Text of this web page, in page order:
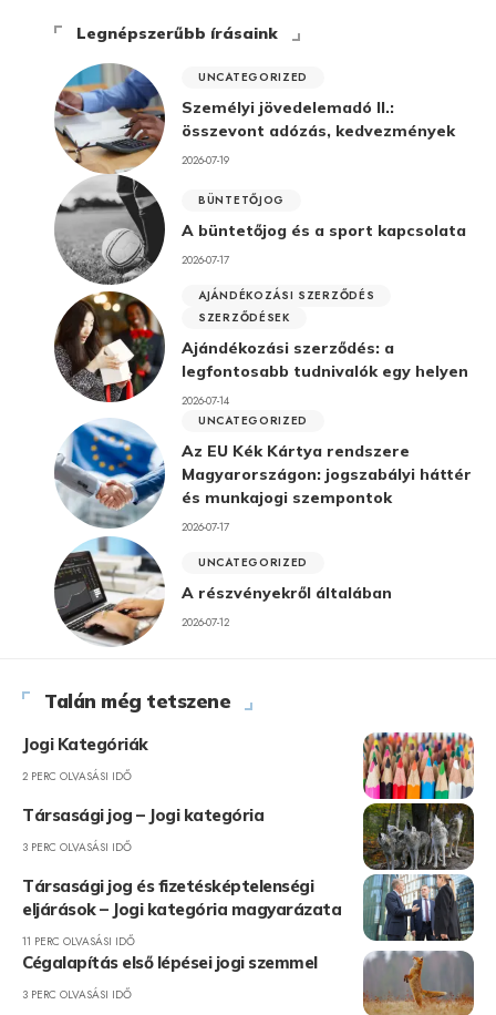
Legnépszerűbb írásaink
UNCATEGORIZED
Személyi jövedelemadó II.:
összevont adózás, kedvezmények
2026-07-19
BÜNTETŐJOG
A büntetőjog és a sport kapcsolata
2026-07-17
AJÁNDÉKOZÁSI SZERZŐDÉS
SZERZŐDÉSEK
Ajándékozási szerződés: a
legfontosabb tudnivalók egy helyen
2026-07-14
UNCATEGORIZED
Az EU Kék Kártya rendszere
Magyarországon: jogszabályi háttér
és munkajogi szempontok
2026-07-17
UNCATEGORIZED
A részvényekről általában
2026-07-12
Talán még tetszene
Jogi Kategóriák
2 PERC OLVASÁSI IDŐ
Társasági jog – Jogi kategória
3 PERC OLVASÁSI IDŐ
Társasági jog és fizetésképtelenségi
eljárások – Jogi kategória magyarázata
11 PERC OLVASÁSI IDŐ
Cégalapítás első lépései jogi szemmel
3 PERC OLVASÁSI IDŐ